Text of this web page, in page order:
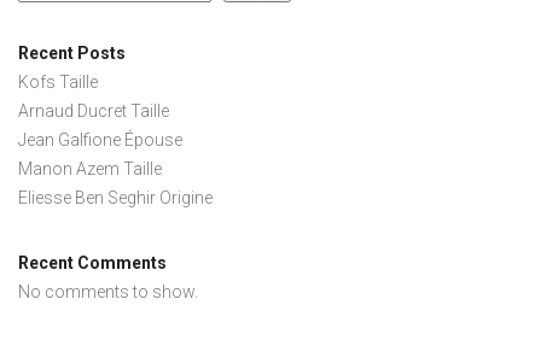
Recent Posts
Kofs Taille
Arnaud Ducret Taille
Jean Galfione Épouse
Manon Azem Taille
Eliesse Ben Seghir Origine
Recent Comments
No comments to show.